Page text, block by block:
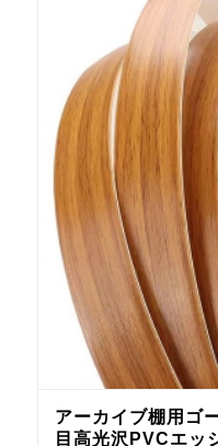
アーカイブ棚用ゴ
目高光沢PVCエッ